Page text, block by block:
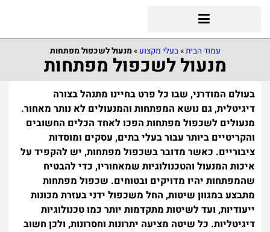
עמוד הבית»בעלי מקצוע»מנעול לשכפול מפתחות
מנעול לשכפול מפתחות
בעולם המודרני, שבו כל פרט בחיינו מתנהל בצורה
דיגיטלית, גם נושא המפתחות והמנעולים לא נותר מאחור.
מנעולים לשכפול מפתחות הפכו לאחד הכלים החשובים
והקריטיים ביותר עבור בעלי בתים, עסקים ומוסדות
ציבוריים. כאשר מדובר בשכפול מפתחות, יש להקפיד על
איכות המנעול והטכנולוגיות שמאחוריו, כדי להבטיח
שהמפתחות יהיו מדויקים ובטוחים. שכפול מפתחות
מתבצע במגוון שיטות, החל משכפול ידני בעזרת מכונות
ייעודיות, ועד לשיטות מתקדמות יותר כמו טכנולוגיות
דיגיטליות. כל שיטה מציעה יתרונות וחסרונות, ולכן חשוב